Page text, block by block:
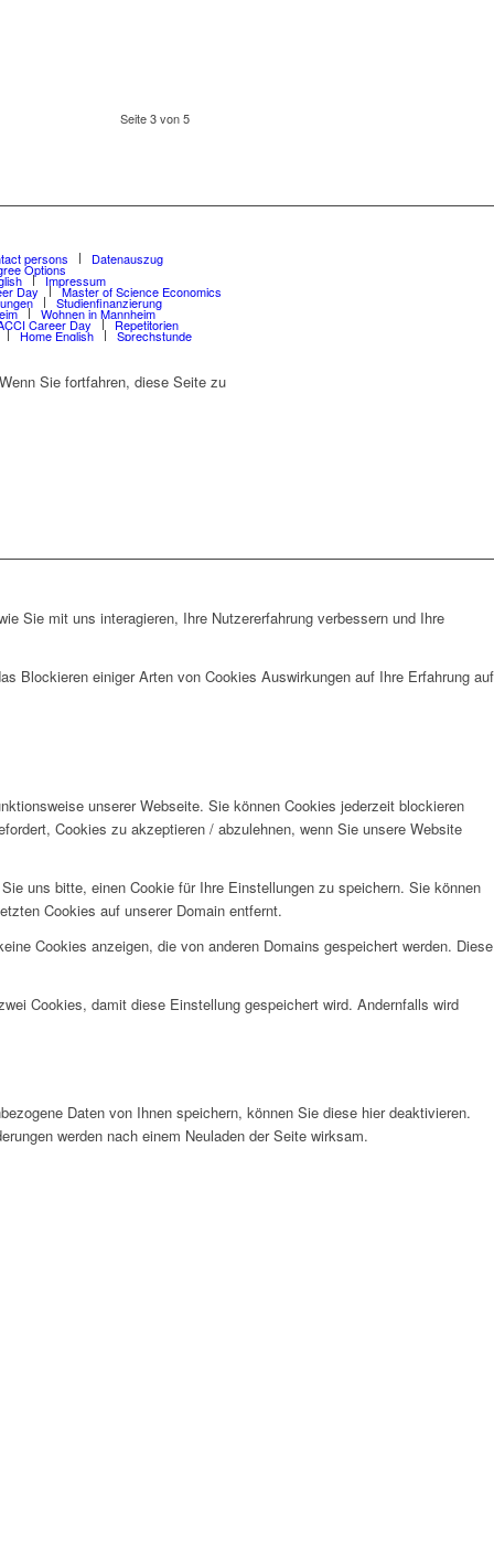
Seite 3 von 5
persons Datenauszug
Options
Impressum
Day Master of Science Economics
Studienfinanzierung
Wohnen in Mannheim
Career Day Repetitorien
Home English Sprechstunde
Sie fortfahren, diese Seite zu
Sie mit uns interagieren, Ihre Nutzererfahrung verbessern und Ihre
Blockieren einiger Arten von Cookies Auswirkungen auf Ihre Erfahrung auf
unserer Webseite. Sie können Cookies jederzeit blockieren
Cookies zu akzeptieren / abzulehnen, wenn Sie unsere Website
uns bitte, einen Cookie für Ihre Einstellungen zu speichern. Sie können
Cookies auf unserer Domain entfernt.
Cookies anzeigen, die von anderen Domains gespeichert werden. Diese
Cookies, damit diese Einstellung gespeichert wird. Andernfalls wird
Daten von Ihnen speichern, können Sie diese hier deaktivieren.
werden nach einem Neuladen der Seite wirksam.